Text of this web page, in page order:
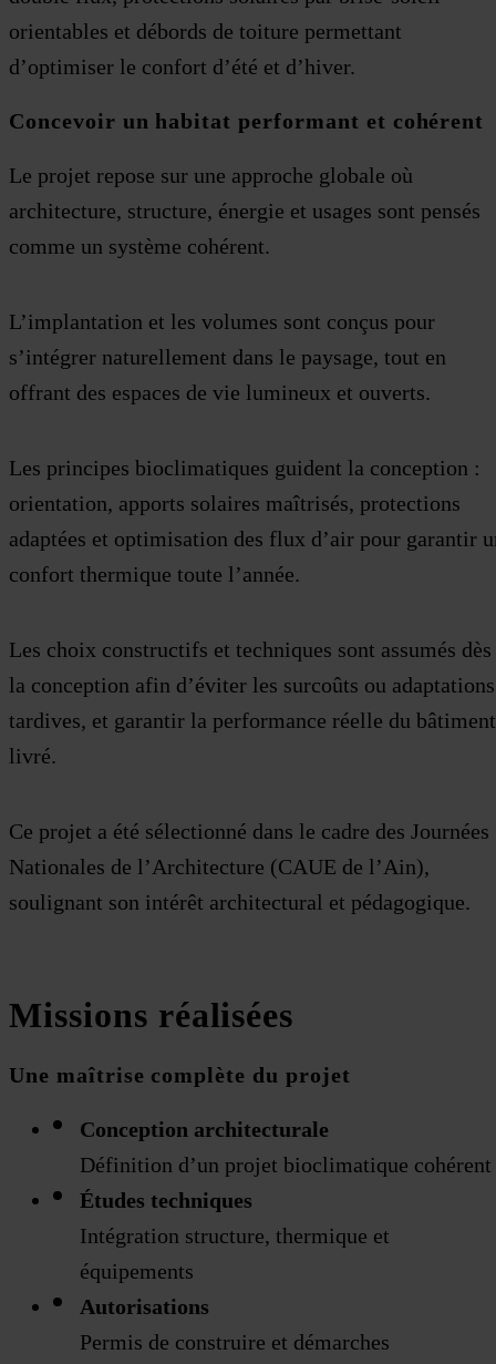
orientables et débords de toiture permettant
d’optimiser le confort d’été et d’hiver.
Concevoir un habitat performant et cohérent
Le projet repose sur une approche globale où
architecture, structure, énergie et usages sont pensés
comme un système cohérent.
L’implantation et les volumes sont conçus pour
s’intégrer naturellement dans le paysage, tout en
offrant des espaces de vie lumineux et ouverts.
Les principes bioclimatiques guident la conception :
orientation, apports solaires maîtrisés, protections
adaptées et optimisation des flux d’air pour garantir
confort thermique toute l’année.
Les choix constructifs et techniques sont assumés dès
la conception afin d’éviter les surcoûts ou adaptations
tardives, et garantir la performance réelle du bâtiment
livré.
Ce projet a été sélectionné dans le cadre des Journées
Nationales de l’Architecture (CAUE de l’Ain),
soulignant son intérêt architectural et pédagogique.
Missions réalisées
Une maîtrise complète du projet
Conception architecturale
Définition d’un projet bioclimatique cohérent
Études techniques
Intégration structure, thermique et
équipements
Autorisations
Permis de construire et démarches